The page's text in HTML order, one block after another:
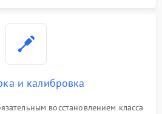
и калибровка
восстановлением класса